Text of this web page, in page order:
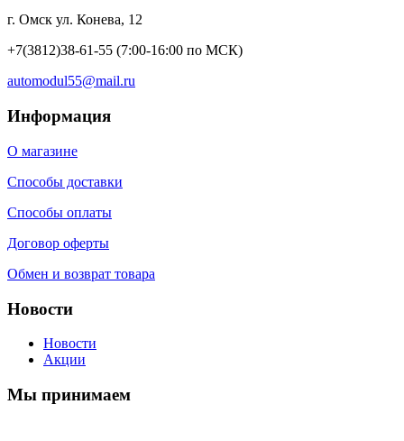
г. Омск ул. Конева, 12
+7(3812)38-61-55 (7:00-16:00 по МСК)
automodul55@mail.ru
Информация
О магазине
Способы доставки
Способы оплаты
Договор оферты
Обмен и возврат товара
Новости
Новости
Акции
Мы принимаем